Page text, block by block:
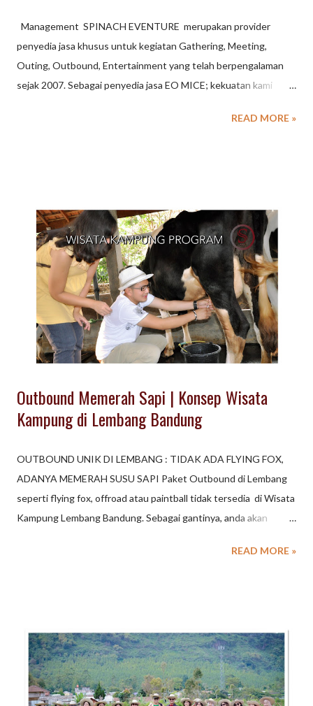
Management SPINACH EVENTURE merupakan provider
penyedia jasa khusus untuk kegiatan Gathering, Meeting,
Outing, Outbound, Entertainment yang telah berpengalaman
sejak 2007. Sebagai penyedia jasa EO MICE; kekuatan kami
entertainment, yang didukung crew muda, aktif , energik,
Lembang Bandung, kami juga sebagai Agent untuk Perjalanan
Wisata & Tour Traveling. Traveling dalam bahasa Indonesia
adalah aktivitas melancong; berpindah dalam satu tempat
ketempat lainnya dengan berbagai alasan, seperti bisnis, liburan,
dan sebagainya. Aktivitas traveling kebanyakan dianggap
sebagai hobi ketimbang pekerjaan. Dalam perkembangannya
travelling mempunyai sebutan baru seperti backpacking. ...
READ MORE »
Outbound Memerah Sapi | Konsep Wisata
Kampung di Lembang Bandung
OUTBOUND UNIK DI LEMBANG : TIDAK ADA FLYING FOX,
ADANYA MEMERAH SUSU SAPI Paket Outbound di Lembang
seperti flying fox, offroad atau paintball tidak tersedia di Wisata
Kampung Lembang Bandung. Sebagai gantinya, anda akan
sapi, perah susu sapi sampai dengan kegiatan mengantar susu
khusus untk kegiatan gathering perusahaan, family gathering
atau program sekolah dengan konsep yang berbeda. Serunya
outbound di Kampung Lembang, ada kegiatan perah susu sapi
Info detail Gathering, Wisata Pendidikan, Outbound dengan
READ MORE »